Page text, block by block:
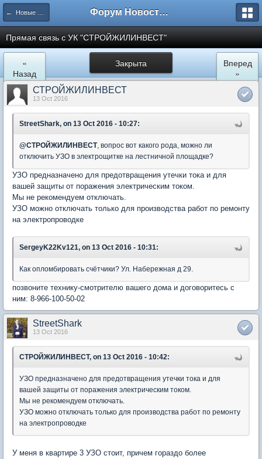
← Новые Водники Форум Новостройки
Прямая связь с УК "СТРОЙЖИЛИНВЕСТ"
Закрыта
«
Назад
Вперед
»
СТРОЙЖИЛИНВЕСТ
13 Oct 2016
StreetShark, on 13 Oct 2016 - 10:27:
@СТРОЙЖИЛИНВЕСТ, вопрос вот какого рода, можно ли
отключить УЗО в электрощитке на лестничной площадке?
УЗО предназначено для предотвращения утечки тока и для
вашей защиты от поражения электрическим током.
Мы не рекомендуем отключать.
УЗО можно отключать только для производства работ по ремонту
на электропроводке
SergeyK22Kv121, on 13 Oct 2016 - 10:31:
Как опломбировать счётчики? Ул. Набережная д 29.
позвоните технику-смотрителю вашего дома и договоритесь с
ним: 8-966-100-50-02
StreetShark
13 Oct 2016
СТРОЙЖИЛИНВЕСТ, on 13 Oct 2016 - 10:42:
УЗО предназначено для предотвращения утечки тока и для
вашей защиты от поражения электрическим током.
Мы не рекомендуем отключать.
УЗО можно отключать только для производства работ по ремонту
на электропроводке
У меня в квартире 3 УЗО стоит, причем гораздо более